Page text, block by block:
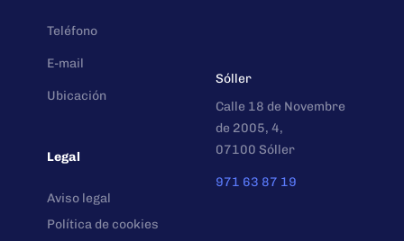
Teléfono
E-mail
Ubicación
Legal
Aviso legal
Política de cookies
Sóller
Calle 18 de Novembre
de 2005, 4,
07100 Sóller
971 63 87 19